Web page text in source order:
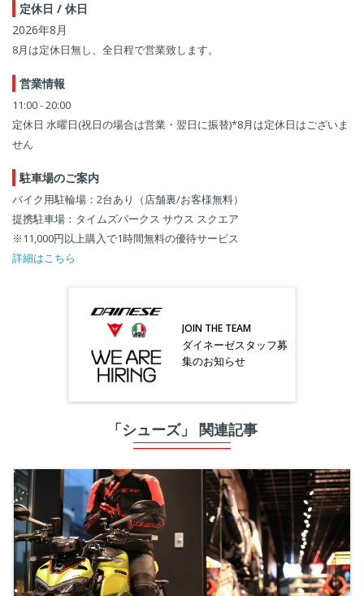
定休日 / 休日
2026年8月
8月は定休日無し、全日程で営業致します。
営業情報
11:00 - 20:00
定休日 水曜日(祝日の場合は営業・翌日に振替)*8月は定休日はございま
せん
駐車場のご案内
バイク用駐輪場：2台あり（店舗裏/お客様無料）
提携駐車場：タイムズパークス サウス スクエア
※11,000円以上購入で1時間無料の優待サービス
詳細はこちら
JOIN THE TEAM
ダイネーゼスタッフ募
集のお知らせ
「シューズ」 関連記事